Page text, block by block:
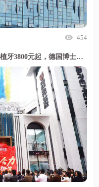
454
遂宁布莱梅口腔种植牙价格贵吗？种植牙3800元起，德国博士亲诊穿颧技术好，甜伊严选小程序一键了解详情